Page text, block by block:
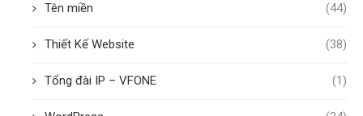
Tên miền (44)
Thiết Kế Website (38)
Tổng đài IP – VFONE (1)